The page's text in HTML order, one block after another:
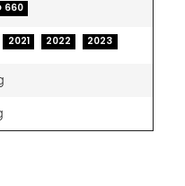
660
2021 2022 2023